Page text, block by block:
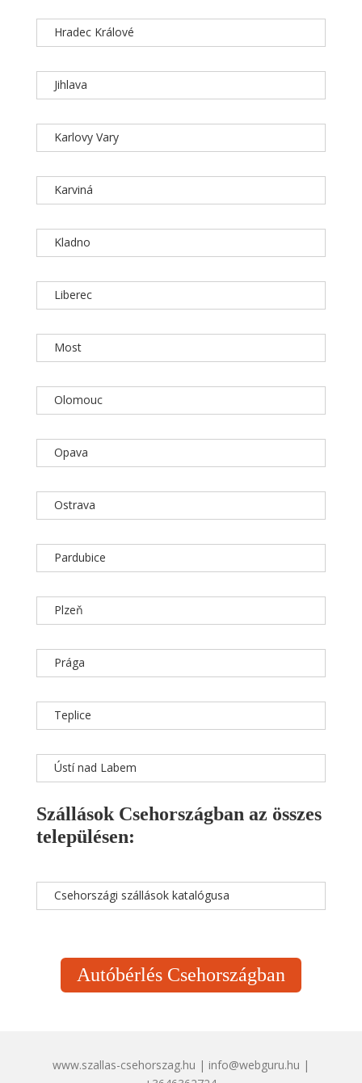
Hradec Králové
Jihlava
Karlovy Vary
Karviná
Kladno
Liberec
Most
Olomouc
Opava
Ostrava
Pardubice
Plzeň
Prága
Teplice
Ústí nad Labem
Szállások Csehországban az összes
településen:
Csehországi szállások katalógusa
Autóbérlés Csehországban
www.szallas-csehorszag.hu | info@webguru.hu |